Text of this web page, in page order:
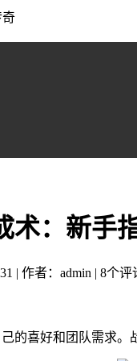
奇
术：新手
| 作者：admin | 8个评
的喜好和团队需求